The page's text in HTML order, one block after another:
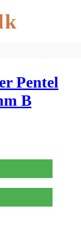
Pentel
B
tb